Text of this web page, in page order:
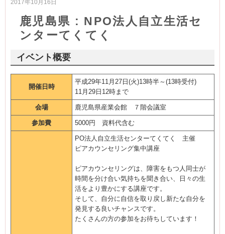
2017年10月16日
鹿児島県 : NPO法人自立生活セ
ンターてくてく
イベント概要
開催日時
平成29年11月27日(火)13時半～(13時受付)
11月29日12時まで
会場 鹿児島県産業会館 ７階会議室
参加費 5000円 資料代含む
PO法人自立生活センターてくてく 主催
ピアカウンセリング集中講座
ピアカウンセリングは、障害をもつ人同士が
時間を分け合い気持ちを聞き合い、日々の生
活をより豊かにする講座です。
そして、自分に自信を取り戻し新たな自分を
発見する良いチャンスです。
たくさんの方の参加をお待ちしています！